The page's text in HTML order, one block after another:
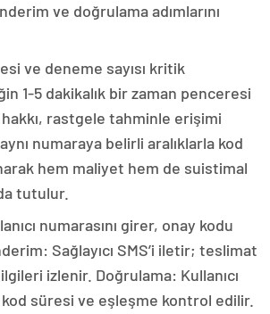
ve doğrulama adımlarını
ve deneme sayısı kritik
1-5 dakikalık bir zaman penceresi
hakkı, rastgele tahminle erişimi
numaraya belirli aralıklarla kod
hem maliyet hem de suistimal
tutulur.
numarasını girer, onay kodu
Sağlayıcı SMS’i iletir; teslimat
izlenir. Doğrulama: Kullanıcı
süresi ve eşleşme kontrol edilir.